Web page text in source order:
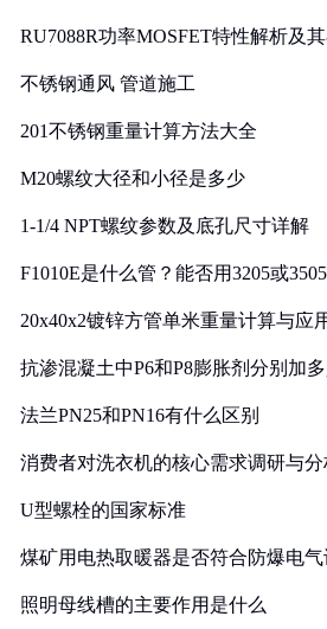
RU7088R功率MOSFET特性解析及
不锈钢通风 管道施工
201不锈钢重量计算方法大全
M20螺纹大径和小径是多少
1-1/4 NPT螺纹参数及底孔尺寸详解
F1010E是什么管？能否用3205或
20x40x2镀锌方管单米重量计算与应
抗渗混凝土中P6和P8膨胀剂分别加
法兰PN25和PN16有什么区别
消费者对洗衣机的核心需求调研与分
U型螺栓的国家标准
煤矿用电热取暖器是否符合防爆电
照明母线槽的主要作用是什么